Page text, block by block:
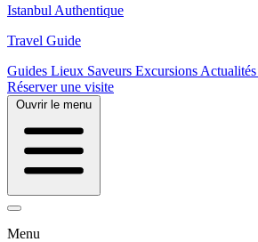
Istanbul Authentique
Travel Guide
Guides Lieux Saveurs Excursions Actualités
Réserver une visite
Ouvrir le menu
Menu